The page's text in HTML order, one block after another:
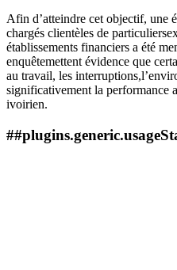
Afin d’atteindre cet objectif, une
chargés clientèles de
établissements financiers a été
enquêtemettent évidence que
au travail, les
significativement la performance
ivoirien.